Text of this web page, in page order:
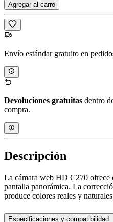
Agregar al carro
Envío estándar gratuito en
Devoluciones gratuitas dentro
compra.
Descripción
La cámara web HD C270 ofrece
pantalla panorámica. La
produce colores reales y
Especificaciones y compatibilidad